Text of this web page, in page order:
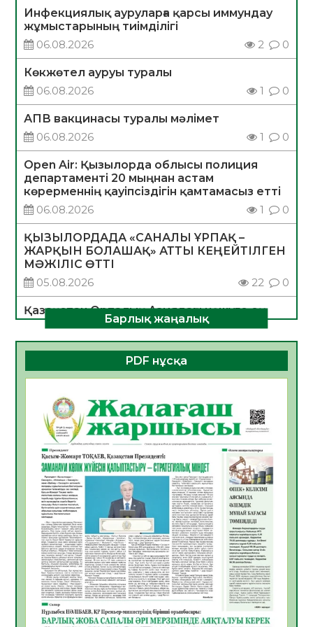
Инфекциялық ауруларға қарсы иммундау
жұмыстарының тиімділігі
06.08.2026
2 0
Көкжөтел ауруы туралы
06.08.2026
1 0
АПВ вакцинасы туралы мәлімет
06.08.2026
1 0
Open Air: Қызылорда облысы полиция
департаменті 20 мыңнан астам
көрерменнің қауіпсіздігін қамтамасыз етті
06.08.2026
1 0
ҚЫЗЫЛОРДАДА «САНАЛЫ ҰРПАҚ –
ЖАРҚЫН БОЛАШАҚ» АТТЫ КЕҢЕЙТІЛГЕН
МӘЖІЛІС ӨТТІ
05.08.2026
22 0
Қазақстан Орталық Азиядағы көшуге ең
қолайлы ел атанды
05.08.2026
26 0
Өрт қауіпсіздігі талаптарын сақтау – әр
азаматтың міндеті
05.08.2026
Руслан Рүстемұлы облыс әкімінің
кеңесшісі болып тағайындалды
05.08.2026
22
Цифрландыру саласын дамыту аясында
салынатын жаңа орталықтың жобасы
талқыланды
05.08.2026
21
Алғашқы цифрлық жасанды интеллект
құралдарының таныстырылымы өтті
05.08.2026
22
Қазақстандықтардың 72,3%-ы жаңа
Барлық жаңалық
PDF нұсқа